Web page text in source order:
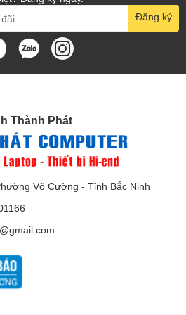
Đăng ký
Thành Phát
Võ Cường - Tỉnh Bắc Ninh